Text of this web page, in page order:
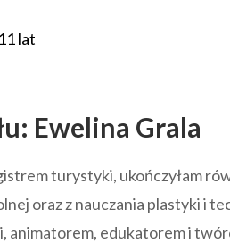
lat
Ewelina Grala
turystyki, ukończyłam
oraz z nauczania plastyki i
animatorem, edukatorem i